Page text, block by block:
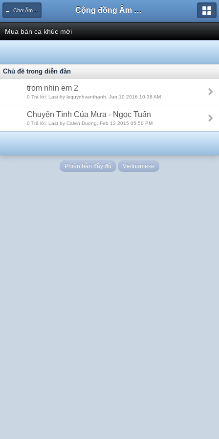
← Chợ Âm nhạc Cộng đồng Âm nhạc Sound Says
Mua bán ca khúc mới
Chủ đề trong diễn đàn
trom nhin em 2
0 Trả lời: Last by lequynhvanthanh, Jun 10 2016 10:38 AM
Chuyện Tình Của Mưa - Ngọc Tuấn
0 Trả lời: Last by Calvin Duong, Feb 13 2015 05:50 PM
Phiên bản đầy đủ Vietnamese